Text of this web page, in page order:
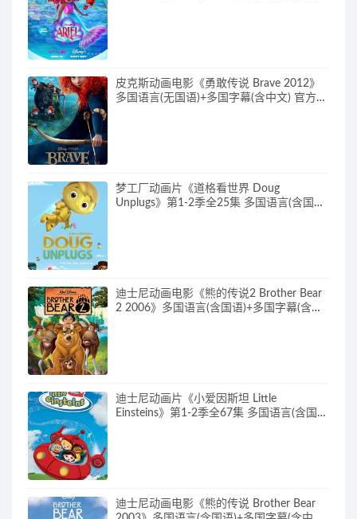
皮克斯动画电影《勇敢传说 Brave 2012》
多国语言(无国语)+多国字幕(含中文) 官方纯
梦工厂动画片《道格看世界 Doug
Unplugs》第1-2季全25集 多国语言(含国
迪士尼动画电影《熊的传说2 Brother Bear
2 2006》多国语言(含国语)+多国字幕(含中
迪士尼动画片《小爱因斯坦 Little
Einsteins》第1-2季全67集 多国语言(含国
迪士尼动画电影《熊的传说 Brother Bear